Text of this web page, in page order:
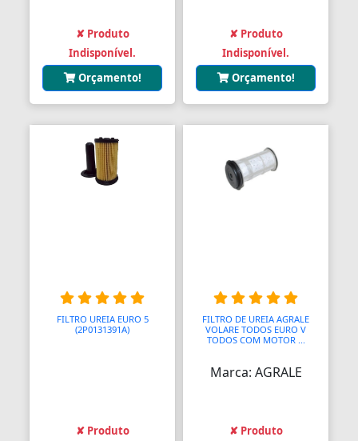
✘ Produto
Indisponível.
Orçamento!
✘ Produto
Indisponível.
Orçamento!
FILTRO UREIA EURO 5
(2P0131391A)
✘ Produto
FILTRO DE UREIA AGRALE
VOLARE TODOS EURO V
TODOS COM MOTOR ...
Marca: AGRALE
✘ Produto